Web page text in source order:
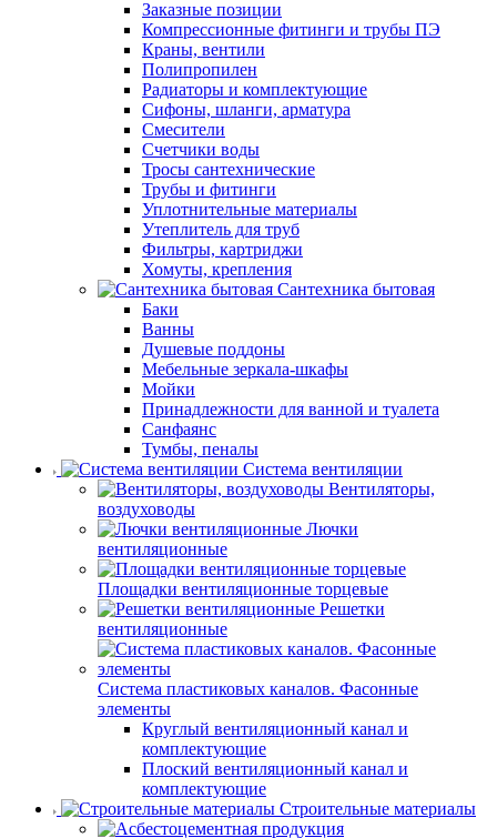
Заказные позиции
Компрессионные фитинги и трубы ПЭ
Краны, вентили
Полипропилен
Радиаторы и комплектующие
Сифоны, шланги, арматура
Смесители
Счетчики воды
Тросы сантехнические
Трубы и фитинги
Уплотнительные материалы
Утеплитель для труб
Фильтры, картриджи
Хомуты, крепления
Сантехника бытовая
Баки
Ванны
Душевые поддоны
Мебельные зеркала-шкафы
Мойки
Принадлежности для ванной и туалета
Санфаянс
Тумбы, пеналы
Система вентиляции
Вентиляторы,
воздуховоды
Лючки
вентиляционные
Площадки вентиляционные торцевые
Решетки
вентиляционные
Система пластиковых каналов. Фасонные
элементы
Круглый вентиляционный канал и
комплектующие
Плоский вентиляционный канал и
комплектующие
Строительные материалы